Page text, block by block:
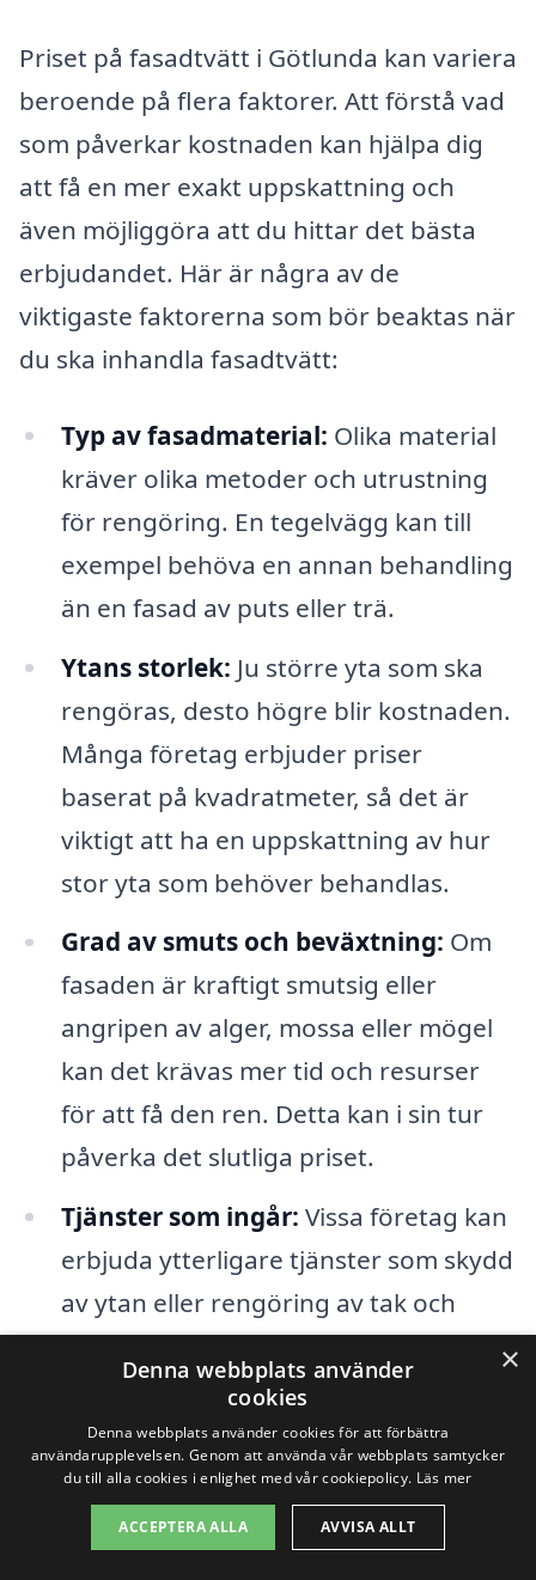
Priset på fasadtvätt i Götlunda kan variera
beroende på flera faktorer. Att förstå vad
som påverkar kostnaden kan hjälpa dig
att få en mer exakt uppskattning och
även möjliggöra att du hittar det bästa
erbjudandet. Här är några av de
viktigaste faktorerna som bör beaktas när
du ska inhandla fasadtvätt:
Typ av fasadmaterial: Olika material
kräver olika metoder och utrustning
för rengöring. En tegelvägg kan till
exempel behöva en annan behandling
än en fasad av puts eller trä.
Ytans storlek: Ju större yta som ska
rengöras, desto högre blir kostnaden.
Många företag erbjuder priser
baserat på kvadratmeter, så det är
viktigt att ha en uppskattning av hur
stor yta som behöver behandlas.
Grad av smuts och beväxtning: Om
fasaden är kraftigt smutsig eller
angripen av alger, mossa eller mögel
kan det krävas mer tid och resurser
för att få den ren. Detta kan i sin tur
påverka det slutliga priset.
Tjänster som ingår: Vissa företag kan
erbjuda ytterligare tjänster som skydd
av ytan eller rengöring av tak och
fönster i samband med fasadtvätten,
vilket också kan påverka priset.
Kvaliteten på företaget:Också
erfarenhet och rykte hos det valda
företaget kan påverka kostnaden. Mer
×
Denna webbplats använder
cookies
Denna webbplats använder cookies för att förbättra
användarupplevelsen. Genom att använda vår webbplats samtycker
du till alla cookies i enlighet med vår cookiepolicy. Läs mer
ACCEPTERA ALLA AVVISA ALLT